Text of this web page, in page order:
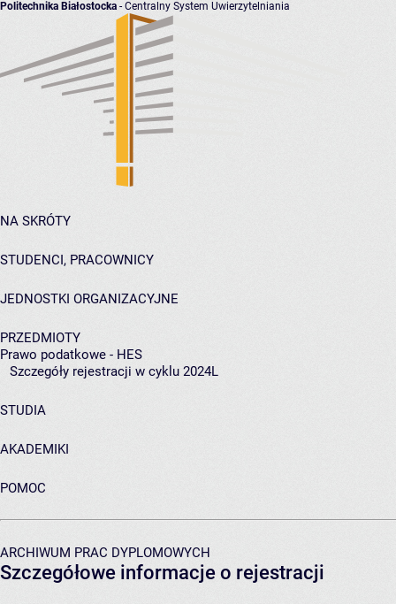
Politechnika Białostocka - Centralny System Uwierzytelniania
NA SKRÓTY
STUDENCI, PRACOWNICY
JEDNOSTKI ORGANIZACYJNE
PRZEDMIOTY
Prawo podatkowe - HES
Szczegóły rejestracji w cyklu 2024L
STUDIA
AKADEMIKI
POMOC
ARCHIWUM PRAC DYPLOMOWYCH
Szczegółowe informacje o rejestracji